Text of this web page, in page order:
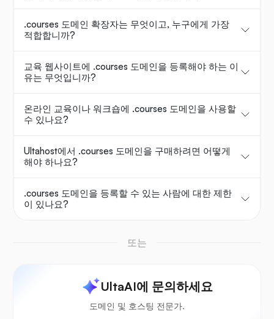
.courses 도메인 확장자는 무엇이고, 누구에게 가장
적합합니까?
교육 웹사이트에 .courses 도메인을 등록해야 하는 이
유는 무엇입니까?
온라인 교육이나 워크숍에 .courses 도메인을 사용할
수 있나요?
Ultahost에서 .courses 도메인을 구매하려면 어떻게
해야 하나요?
.courses 도메인을 등록할 수 있는 사람에 대한 제한
이 있나요?
또는
UltaAI에 문의하세요
도메인 및 호스팅 전문가.